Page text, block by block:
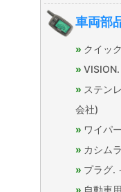
車両部
クイッ
ステン
会社)
ワイパ
カシムラ
プラグ.
自動車